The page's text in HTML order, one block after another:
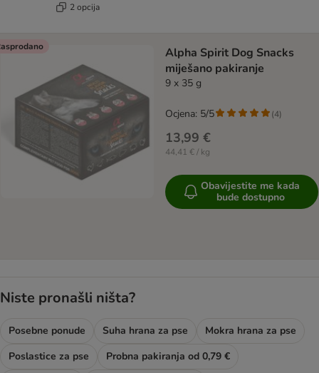
2 opcija
Alpha Spirit Dog Snacks
miješano pakiranje
9 x 35 g
13,99 €
44,41 € / kg
Ocjena: 5/5 (4)
Obavijestite me kada
bude dostupno
Niste pronašli ništa?
Posebne ponude Suha hrana za pse
Mokra hrana za pse
Poslastice za pse
Probna pakiranja od 0,79 €